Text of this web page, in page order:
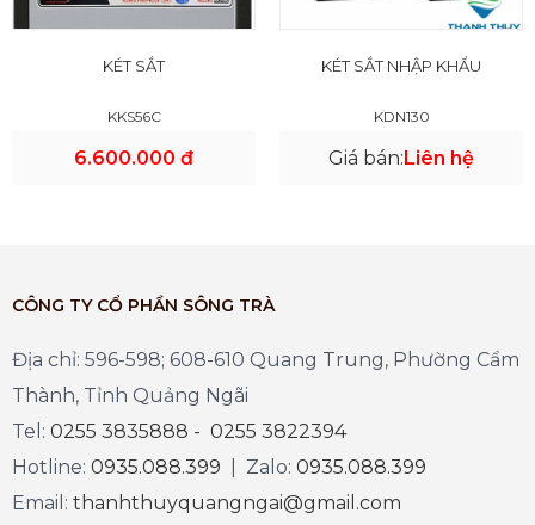
KÉT SẮT
KKS56C
6.600.000 đ
KÉT SẮT NHẬP KHẨU
KDN130
Giá bán:Liên hệ
CÔNG TY CỔ PHẦN SÔNG TRÀ
Địa chỉ: 596-598; 608-610 Quang Trung, Phường Cẩm
Thành, Tỉnh Quảng Ngãi
Tel: 0255 3835888 - 0255 3822394
Hotline: 0935.088.399 | Zalo: 0935.088.399
Email: thanhthuyquangngai@gmail.com